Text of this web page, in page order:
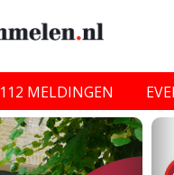
112 MELDINGEN